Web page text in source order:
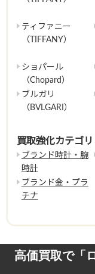
ティファニー
（TIFFANY）
ショパール
（Chopard）
ブルガリ
（BVLGARI）
買取強化カテゴリ
ブランド時計・腕
時計
ブランド金・プラ
チナ
高価買取で「